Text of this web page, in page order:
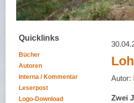
Quicklinks
Bücher
Autoren
Interna / Kommentar
Leserpost
Logo-Download
Autor:
Zwei